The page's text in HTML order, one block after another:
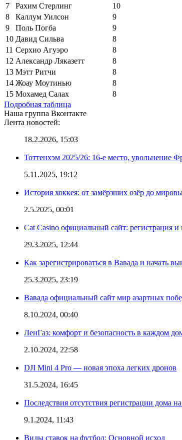
7
Рахим Стерлинг
10
8
Каллум Уилсон
9
9
Поль Погба
9
10 Давид Сильва
8
11 Серхио Агуэро
8
12 Александр Ляказетт
8
13 Мэтт Ритчи
8
14 Жоау Моутинью
8
15 Мохамед Салах
8
Подробная таблица
Наша группа Вконтакте
Лента новостей:
18.2.2026, 15:03
Тоттенхэм 2025/26: 16-е место, увольнение
5.11.2025, 19:12
История хоккея: от замёрзших озёр до
2.5.2025, 00:01
Cat Casino официальный сайт: регистрация и
29.3.2025, 12:44
Как зарегистрироваться в Вавада и начать
25.3.2025, 23:19
Вавада официальный сайт мир азартных
8.10.2024, 00:40
ЛенГаз: комфорт и безопасность в каждом
2.10.2024, 22:58
DJI Mini 4 Pro — новая эпоха легких дронов
31.5.2024, 16:45
Последствия отсутствия регистрации дома
9.1.2024, 11:43
Виды ставок на футбол: Основной исход